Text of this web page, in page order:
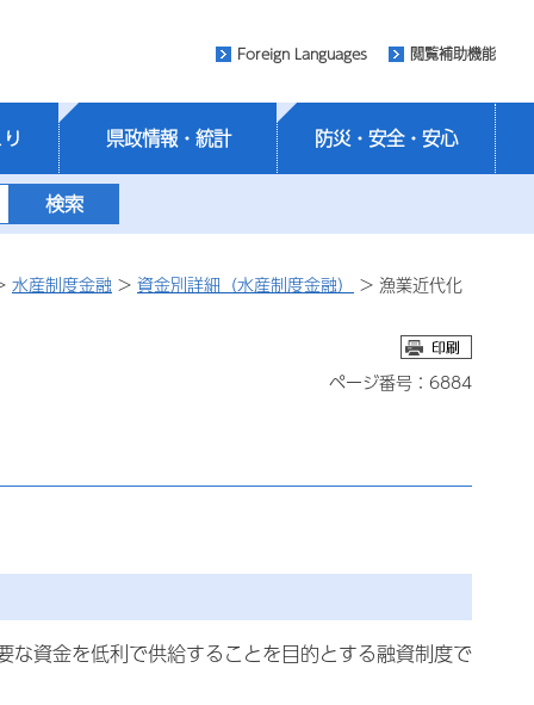
Foreign Languages 閲覧補助機能
県政情報・統計 防災・安全・安心
水産制度金融 > 資金別詳細（水産制度金融） > 漁業近代化
ページ番号：6884
資金を低利で供給することを目的とする融資制度で